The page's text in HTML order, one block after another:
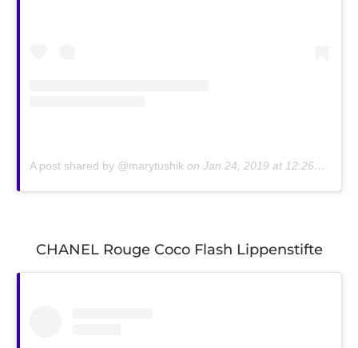
A post shared by @marytushik on Jan 24, 2019 at 12:26am PST
CHANEL Rouge Coco Flash Lippenstifte